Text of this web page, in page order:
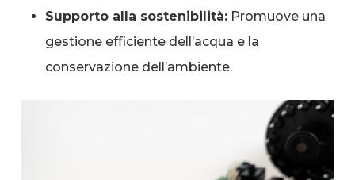
Supporto alla sostenibilità:Promuove una
gestione efficiente dell’acqua e la
conservazione dell’ambiente.